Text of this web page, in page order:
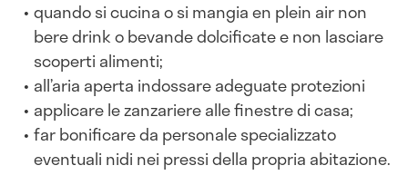
quando si cucina o si mangia en plein air non
bere drink o bevande dolcificate e non lasciare
scoperti alimenti;
all’aria aperta indossare adeguate protezioni
applicare le zanzariere alle finestre di casa;
far bonificare da personale specializzato
eventuali nidi nei pressi della propria abitazione.